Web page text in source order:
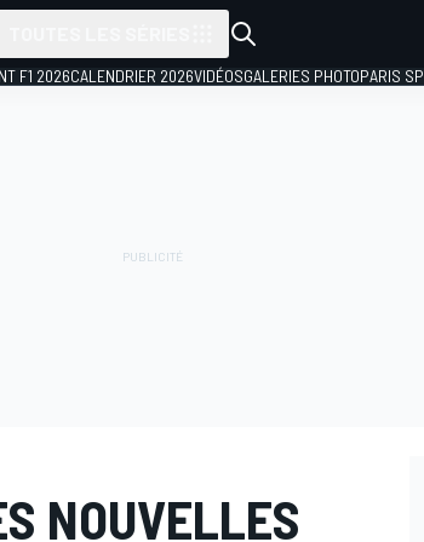
F1 2026CALENDRIER 2026VIDÉOSGALERIES PHOTOPARIS
NOUVELLES